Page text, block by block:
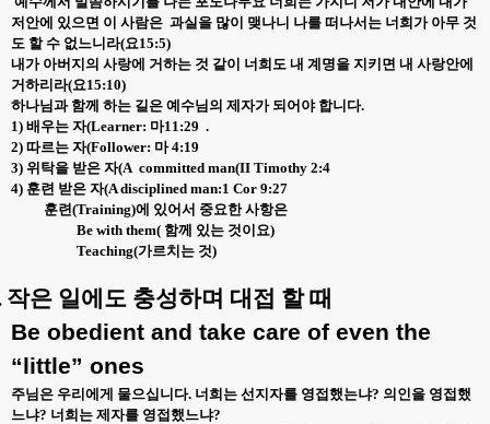
저안에 있으면 이 사람은 과실을 많이 맺나니 나를 떠나서는 너희가 아무 것
도 할 수 없느니라(요15:5)
내가 아버지의 사랑에 거하는 것 같이 너희도 내 계명을 지키면 내 사랑안에
거하리라(요15:10)
하나님과 함께 하는 길은 예수님의 제자가 되어야 합니다.
1) 배우는 자(Learner: 마11:29 .
2) 따르는 자(Follower: 마4:19
3) 위탁을 받은 자(A committed man(II Timothy 2:4
4) 훈련 받은 자(A disciplined man:1 Cor 9:27
훈련(Training)에 있어서 중요한 사항은
Be with them( 함께 있는 것이요)
Teaching(가르치는 것)
작은 일에도 충성하며 대접 할 때
Be obedient and take care of even the
“little” ones
주님은 우리에게 물으십니다. 너희는 선지자를 영접했는냐? 의인을 영접했
느냐? 너희는 제자를 영접했느냐?